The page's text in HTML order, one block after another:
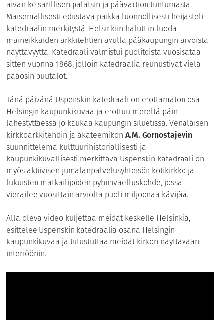
aivan keisarillisen palatsin ja päävartion tuntumasta.
Maisemallisesti edustava paikka luonnollisesti heijasteli
katedraalin merkitystä. Helsinkiin haluttiin luoda
maineikkaiden arkkitehtien avulla pääkaupungin arvoista
näyttävyyttä. Katedraali valmistui puolitoista vuosisataa
sitten vuonna 1868, jolloin katedraalia reunustivat vielä
pääosin puutalot.
Tänä päivänä Uspenskin katedraali on erottamaton osa
Helsingin kaupunkikuvaa ja erottuu mereltä päin
lähestyttäessä jo kaukaa kaupungin siluetissa. Venäläisen
kirkkoarkkitehdin ja akateemikonA.M. Gornostajevin
suunnittelema kulttuurihistoriallisesti ja
kaupunkikuvallisesti merkittävä Uspenskin katedraali on
myös aktiivisen jumalanpalvelusyhteisön kotikirkko ja
lukuisten matkailijoiden pyhiinvaelluskohde, jossa
vierailee vuosittain arviolta puoli miljoonaa kävijää.
Alla oleva video kuljettaa meidät keskelle Helsinkiä,
esittelee Uspenskin katedraalia osana Helsingin
kaupunkikuvaa ja tutustuttaa meidät kirkon näyttävään
interiööriin.